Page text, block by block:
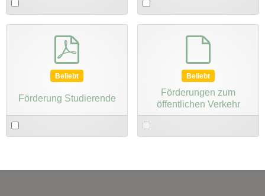
an
an
Beliebt
Förderung Studierende
Select
an
Beliebt
Förderungen zum
öffentlichen Verkehr
Select
an